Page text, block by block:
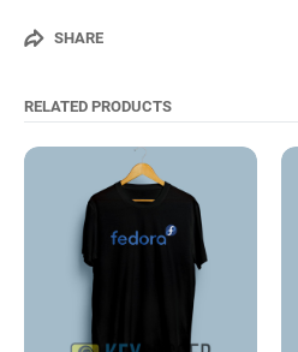
SHARE
RELATED PRODUCTS